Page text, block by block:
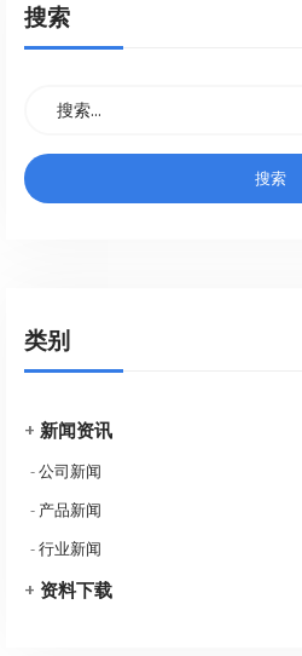
搜索
类别
+ 新闻资讯
-公司新闻
- 产品新闻
-行业新闻
+ 资料下载